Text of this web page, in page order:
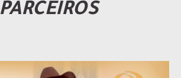
PARCEIROS